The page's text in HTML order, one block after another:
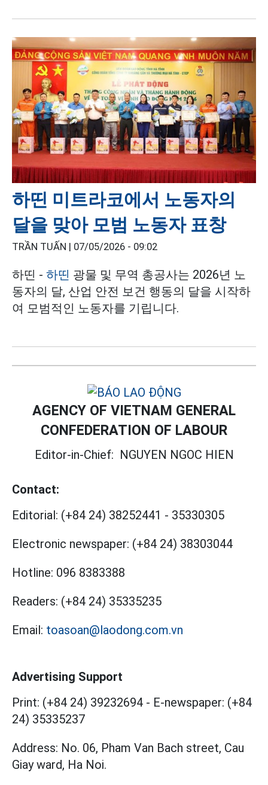
하띤 미트라코에서 노동자의
달을 맞아 모범 노동자 표창
TRẦN TUẤN | 07/05/2026 - 09:02
하띤 - 하띤 광물 및 무역 총공사는 2026년 노
동자의 달, 산업 안전 보건 행동의 달을 시작하
여 모범적인 노동자를 기립니다.
AGENCY OF VIETNAM GENERAL
CONFEDERATION OF LABOUR
Editor-in-Chief: NGUYEN NGOC HIEN
Contact:
Editorial: (+84 24) 38252441 - 35330305
Electronic newspaper: (+84 24) 38303044
Hotline: 096 8383388
Readers: (+84 24) 35335235
Email: toasoan@laodong.com.vn
Advertising Support
Print: (+84 24) 39232694 - E-newspaper: (+84
24) 35335237
Address: No. 06, Pham Van Bach street, Cau
Giay ward, Ha Noi.